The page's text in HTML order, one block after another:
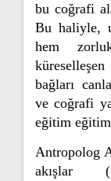
bu coğrafi
Bu haliyle,
hem
bağları
ve coğrafi
eğitim
Antropolog
akışlar